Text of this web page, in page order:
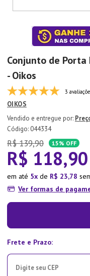
Conjunto de Porta
- Oikos
3
OIKOS
: 044334
R$ 139,90 15% OFF
R$ 118,90
em até 5 de R$ 23,78
Ver formas de
7º
Copo
Aparelho Jantar
Lixeira
10º Panela Pressão